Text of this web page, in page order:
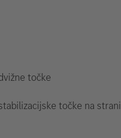
točke
točke na strani